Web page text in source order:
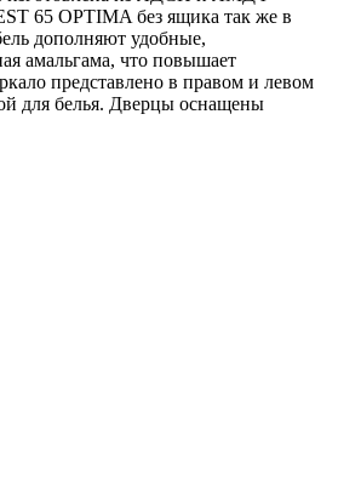
65 OPTIMA без ящика так же в
дополняют удобные,
амальгама, что повышает
представлено в правом и левом
для белья. Дверцы оснащены